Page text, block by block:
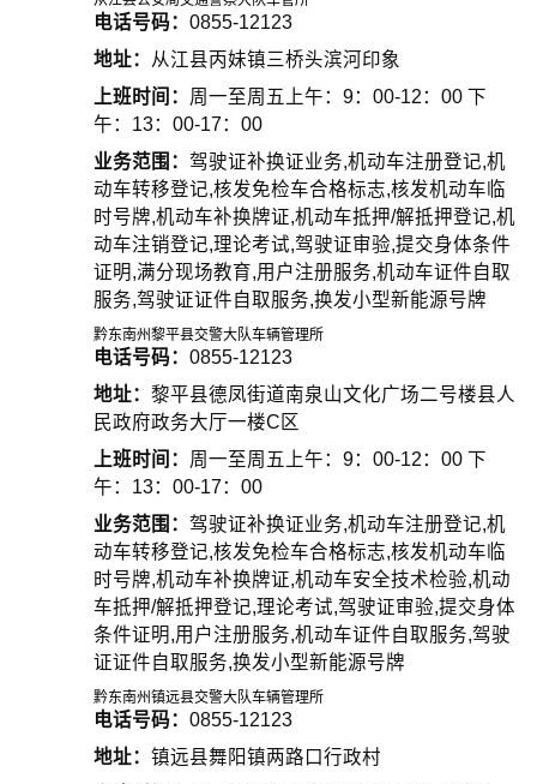
电话号码： 0855-12123
地址： 从江县丙妹镇三桥头滨河印象
上班时间： 周一至周五上午：9：00-12：00 下
午：13：00-17：00
业务范围： 驾驶证补换证业务,机动车注册登记,机
动车转移登记,核发免检车合格标志,核发机动车临
时号牌,机动车补换牌证,机动车抵押/解抵押登记,机
动车注销登记,理论考试,驾驶证审验,提交身体条件
证明,满分现场教育,用户注册服务,机动车证件自取
服务,驾驶证证件自取服务,换发小型新能源号牌
黔东南州黎平县交警大队车辆管理所
电话号码： 0855-12123
地址： 黎平县德凤街道南泉山文化广场二号楼县人
民政府政务大厅一楼C区
上班时间： 周一至周五上午：9：00-12：00 下
午：13：00-17：00
业务范围： 驾驶证补换证业务,机动车注册登记,机
动车转移登记,核发免检车合格标志,核发机动车临
时号牌,机动车补换牌证,机动车安全技术检验,机动
车抵押/解抵押登记,理论考试,驾驶证审验,提交身体
条件证明,用户注册服务,机动车证件自取服务,驾驶
证证件自取服务,换发小型新能源号牌
黔东南州镇远县交警大队车辆管理所
电话号码： 0855-12123
地址： 镇远县舞阳镇两路口行政村